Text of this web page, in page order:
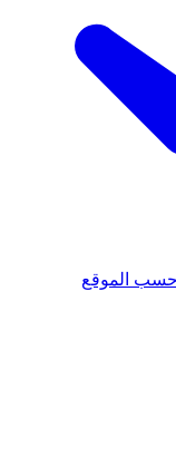
حسب الموقع